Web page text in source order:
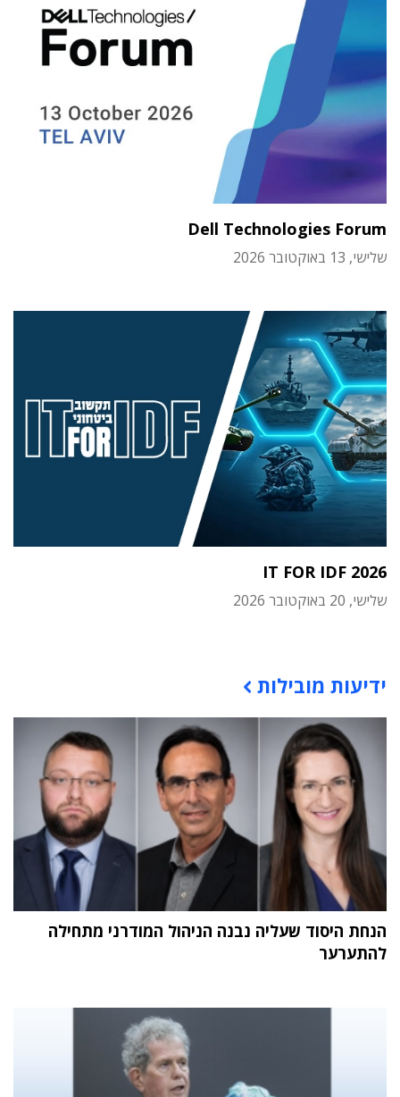
Dell Technologies Forum
שלישי, 13 באוקטובר 2026
IT FOR IDF 2026
שלישי, 20 באוקטובר 2026
ידיעות מובילות
הנחת היסוד שעליה נבנה הניהול המודרני מתחילה
להתערער